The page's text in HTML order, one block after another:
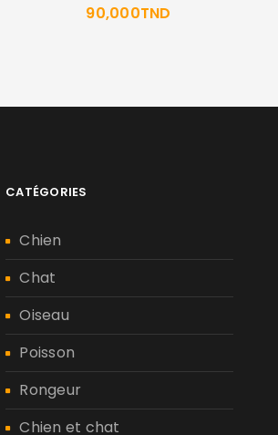
90,000TND
CATÉGORIES
Chien
Chat
Oiseau
Poisson
Rongeur
Chien et chat